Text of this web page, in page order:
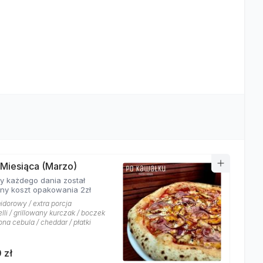
(Marzo)
każdego dania został
koszt opakowania 2zł
/ extra porcja
/ grillowany kurczak / boczek
cebula / cheddar / płatki